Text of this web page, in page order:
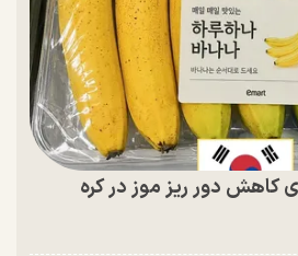
کاهش دور ریز موز در کره